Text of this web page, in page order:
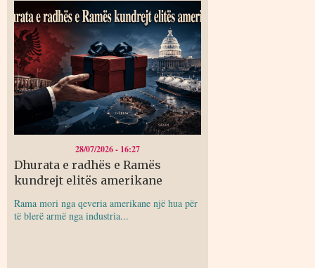
28/07/2026 - 16:27
Dhurata e radhës e Ramës
kundrejt elitës amerikane
Rama mori nga qeveria amerikane një hua për
të blerë armë nga industria...